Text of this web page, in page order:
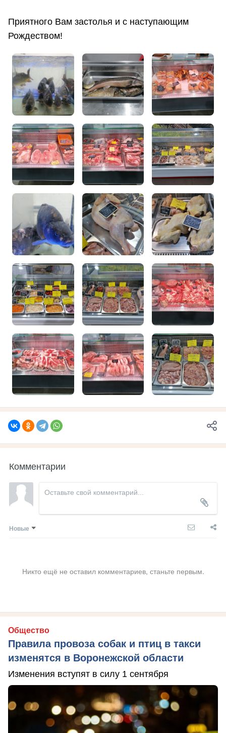
Приятного Вам застолья и с наступающим
Рождеством!
Комментарии
Новые
Никто ещё не оставил комментариев, станьте первым.
Общество
Правила провоза собак и птиц в такси
изменятся в Воронежской области
Изменения вступят в силу 1 сентября